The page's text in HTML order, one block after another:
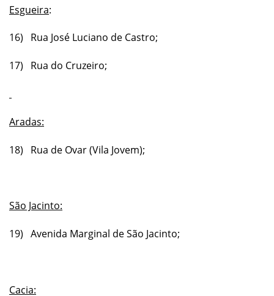
Esgueira:
16) Rua José Luciano de Castro;
17) Rua do Cruzeiro;
Aradas:
18) Rua de Ovar (Vila Jovem);
São Jacinto:
19) Avenida Marginal de São Jacinto;
Cacia: